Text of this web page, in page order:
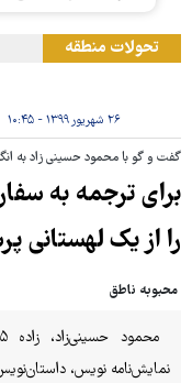
تحولات منطقه
۲۶ شهریور ۱۳۹۹ - ۱۰:۴۵
گفت و گو با محمود حسینی زاد به
برای ترجمه به
را از یک لهستانی
محبوبه ناطق
نمایش‌نامه نویس،